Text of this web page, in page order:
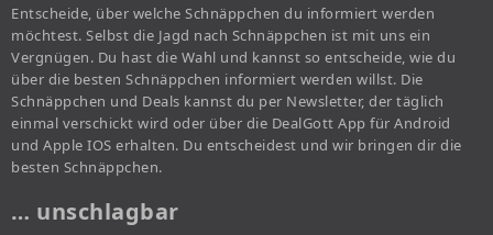
Entscheide, über welche Schnäppchen du informiert werden
möchtest. Selbst die Jagd nach Schnäppchen ist mit uns ein
Vergnügen. Du hast die Wahl und kannst so entscheide, wie du
über die besten Schnäppchen informiert werden willst. Die
Schnäppchen und Deals kannst du per Newsletter, der täglich
einmal verschickt wird oder über die DealGott App für Android
und Apple IOS erhalten. Du entscheidest und wir bringen dir die
besten Schnäppchen.
… unschlagbar